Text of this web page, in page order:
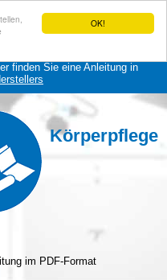
OK!
finden Sie eine Anleitung in
Körperpflege
im PDF-Format